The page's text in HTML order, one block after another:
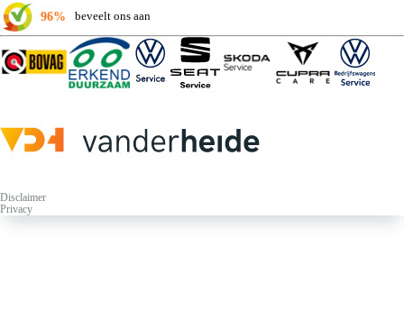
96% beveelt ons aan
Disclaimer
Privacy